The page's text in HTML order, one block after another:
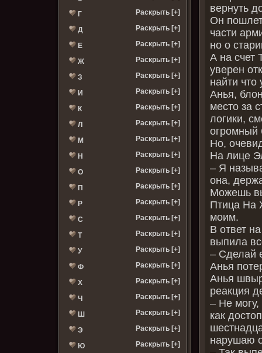
Г Раскрыть [+]
Д Раскрыть [+]
Е Раскрыть [+]
Ж Раскрыть [+]
З Раскрыть [+]
И Раскрыть [+]
К Раскрыть [+]
Л Раскрыть [+]
М Раскрыть [+]
Н Раскрыть [+]
О Раскрыть [+]
П Раскрыть [+]
Р Раскрыть [+]
С Раскрыть [+]
Т Раскрыть [+]
У Раскрыть [+]
Ф Раскрыть [+]
Х Раскрыть [+]
Ч Раскрыть [+]
Ш Раскрыть [+]
Э Раскрыть [+]
Ю Раскрыть [+]
вернуть
Он
части
но о
А на счет
уверен
найти что
Анья,
место за
логики,
огромный
Но,
На лице
– Я
она,
Можешь
Птица На
моим.
В ответ
выпила
– Сделай
Анья
Анья
реакция
– Не
как
нарушаю